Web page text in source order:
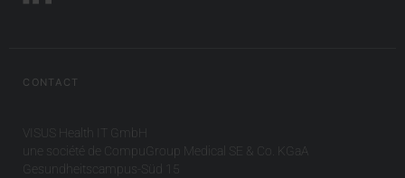
CONTACT
VISUS Health IT GmbH
une société de CompuGroup Medical SE & Co. KGaA
Gesundheitscampus-Süd 15